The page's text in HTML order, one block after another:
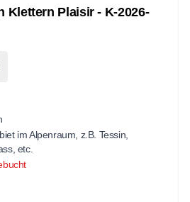
Klettern Plaisir - K-2026-
im Alpenraum, z.B. Tessin,
etc.